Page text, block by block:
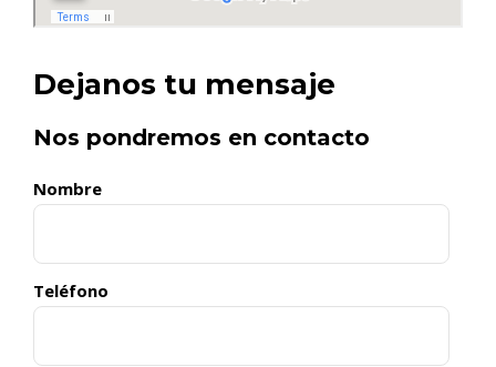
Dejanos tu mensaje
Nos pondremos en contacto
Nombre
Teléfono